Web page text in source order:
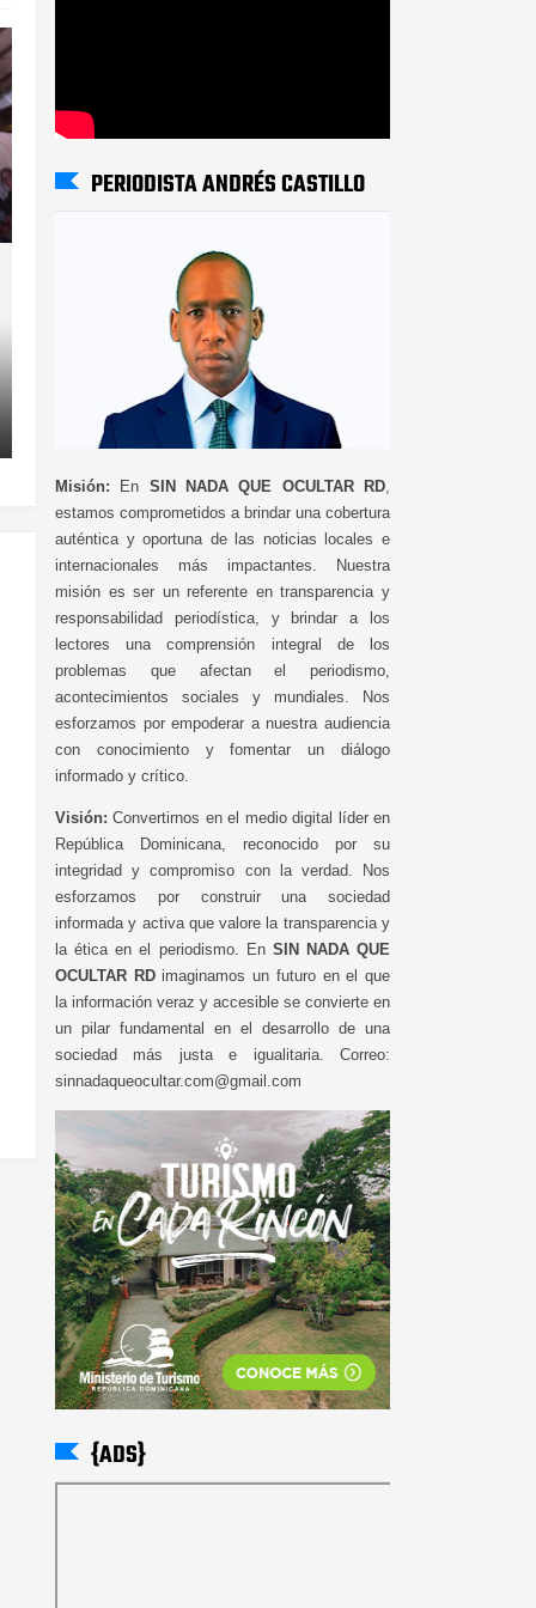
PERIODISTA ANDRÉS CASTILLO
Misión: En SIN NADA QUE OCULTAR RD
estamos comprometidos a brindar una cobertura
auténtica y oportuna de las noticias locales e
internacionales más impactantes. Nuestra
misión es ser un referente en transparencia y
responsabilidad periodística, y brindar a los
lectores una comprensión integral de los
problemas que afectan el periodismo,
acontecimientos sociales y mundiales. Nos
esforzamos por empoderar a nuestra audiencia
con conocimiento y fomentar un diálogo
informado y crítico.
Visión: Convertirnos en el medio digital líder en
República Dominicana, reconocido por su
integridad y compromiso con la verdad. Nos
esforzamos por construir una sociedad
informada y activa que valore la transparencia y
la ética en el periodismo. En SIN NADA QUE
OCULTAR RDimaginamos un futuro en el que
la información veraz y accesible se convierte en
un pilar fundamental en el desarrollo de una
sociedad más justa e igualitaria. Correo:
sinnadaqueocultar.com@gmail.com
{ADS}